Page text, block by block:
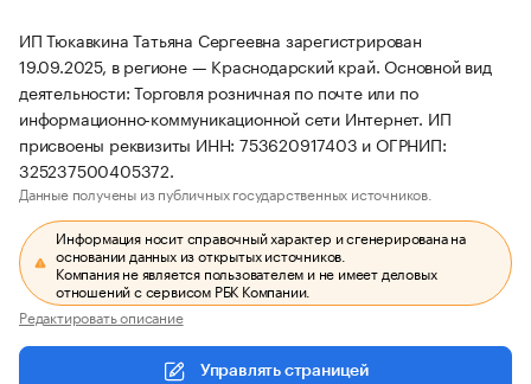
ИП Тюкавкина Татьяна Сергеевна зарегистрирован
19.09.2025, в регионе — Краснодарский край. Основной вид
деятельности: Торговля розничная по почте или по
информационно-коммуникационной сети Интернет. ИП
присвоены реквизиты ИНН: 753620917403 и ОГРНИП:
325237500405372.
Данные получены из публичных государственных источников.
Информация носит справочный характер и сгенерирована на
основании данных из открытых источников.
Компания не является пользователем и не имеет деловых
отношений с сервисом РБК Компании.
Редактировать описание
Управлять страницей